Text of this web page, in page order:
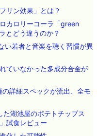
リン効果」とは？
カロリーコーラ「green
とどう違うのか？
い若者と音楽を聴く習慣が異
ていなかった多成分合金が
詳細スペックが流出、全モ
た湖池屋のポテトチップス
試食レビュー